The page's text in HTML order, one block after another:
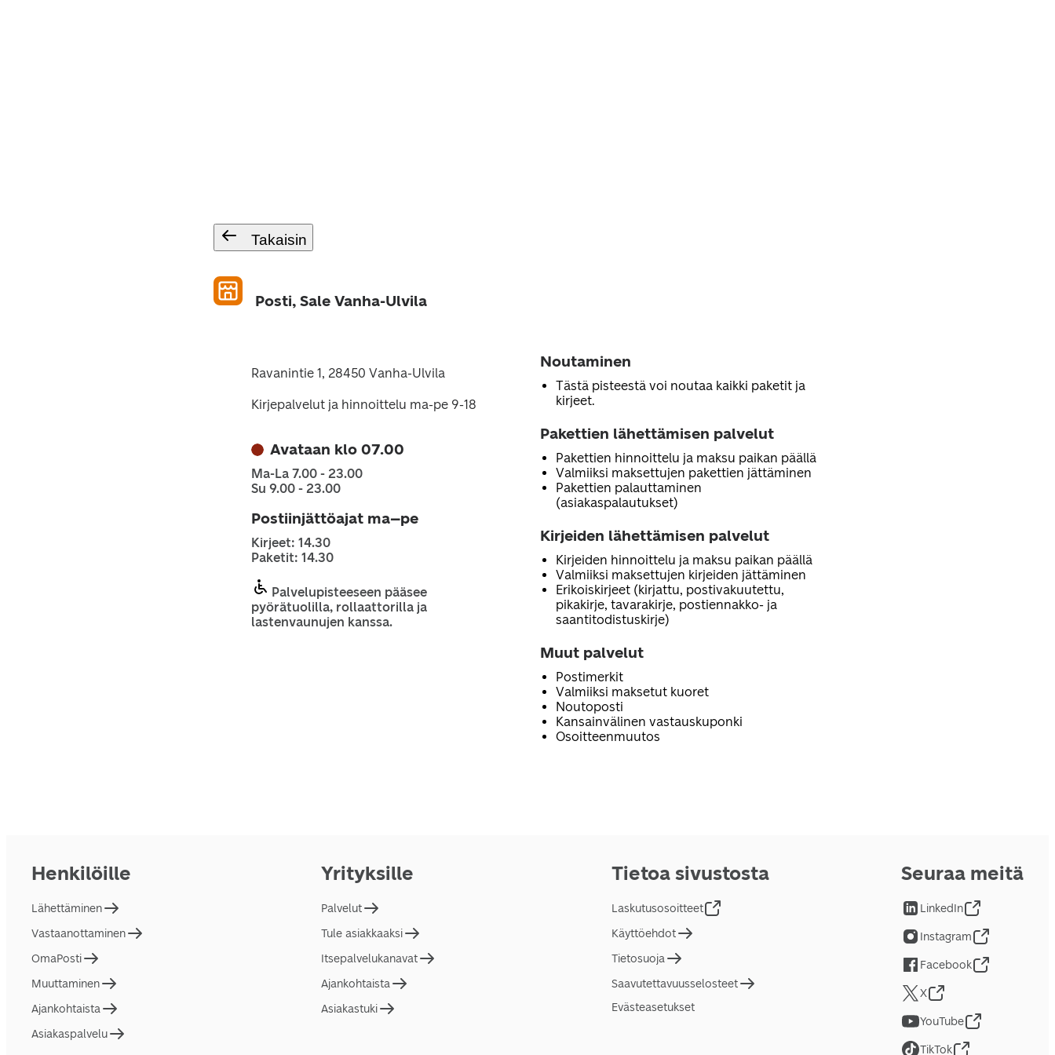
Takaisin
Posti, Sale Vanha-Ulvila
Ravanintie 1, 28450 Vanha-Ulvila
Kirjepalvelut ja hinnoittelu ma-pe 9-18
Avataan klo 07.00
Ma-La 7.00 - 23.00
Su 9.00 - 23.00
Postiinjättöajat ma–pe
Kirjeet: 14.30
Paketit: 14.30
Palvelupisteeseen pääsee
pyörätuolilla, rollaattorilla ja
lastenvaunujen kanssa.
Noutaminen
Tästä pisteestä voi noutaa kaikki paketit ja
kirjeet.
Pakettien lähettämisen palvelut
Pakettien hinnoittelu ja maksu paikan päällä
Valmiiksi maksettujen pakettien jättäminen
Pakettien palauttaminen
(asiakaspalautukset)
Kirjeiden lähettämisen palvelut
Kirjeiden hinnoittelu ja maksu paikan päällä
Valmiiksi maksettujen kirjeiden jättäminen
Erikoiskirjeet (kirjattu, postivakuutettu,
pikakirje, tavarakirje, postiennakko- ja
saantitodistuskirje)
Muut palvelut
Postimerkit
Valmiiksi maksetut kuoret
Noutoposti
Kansainvälinen vastauskuponki
Osoitteenmuutos
Henkilöille
Lähettäminen
Vastaanottaminen
OmaPosti
Muuttaminen
Ajankohtaista
Asiakaspalvelu
Yrityksille
Palvelut
Tule asiakkaaksi
Itsepalvelukanavat
Ajankohtaista
Asiakastuki
Tietoa sivustosta
Laskutusosoitteet
Käyttöehdot
Tietosuoja
Saavutettavuusselosteet
Evästeasetukset
Seuraa meitä
LinkedIn
Instagram
Facebook
X
YouTube
TikTok